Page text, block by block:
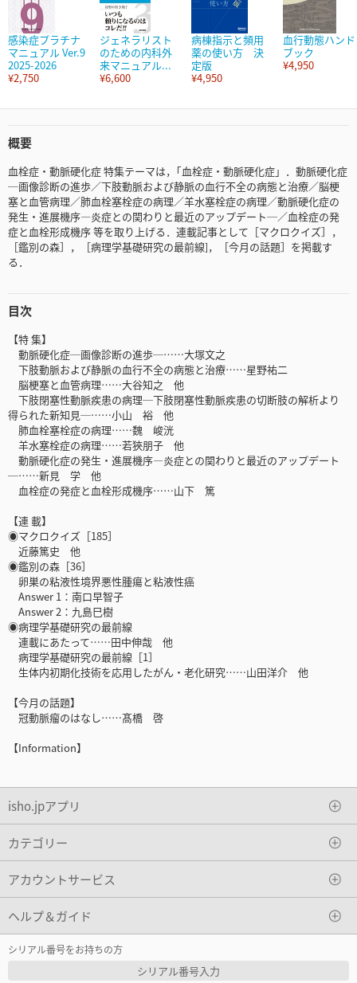
感染症プラチナ
マニュアル Ver.9
2025-2026
¥2,750
ジェネラリスト
のための内科外
来マニュアル...
¥6,600
病棟指示と頻用
薬の使い方 決
定版
¥4,950
血行動態ハンド
ブック
¥4,950
概要
血栓症・動脈硬化症 特集テーマは，｢血栓症・動脈硬化症」．動脈硬化症
─画像診断の進歩／下肢動脈および静脈の血行不全の病態と治療／脳梗
塞と血管病理／肺血栓塞栓症の病理／羊水塞栓症の病理／動脈硬化症の
発生・進展機序―炎症との関わりと最近のアップデート─／血栓症の発
症と血栓形成機序 等を取り上げる．連載記事として［マクロクイズ］，
［鑑別の森］，［病理学基礎研究の最前線]，［今月の話題］を掲載す
る．
目次
【特 集】
動脈硬化症─画像診断の進歩─……大塚文之
下肢動脈および静脈の血行不全の病態と治療……星野祐二
脳梗塞と血管病理……大谷知之 他
下肢閉塞性動脈疾患の病理─下肢閉塞性動脈疾患の切断肢の解析より
得られた新知見─……小山 裕 他
肺血栓塞栓症の病理……魏 峻洸
羊水塞栓症の病理……若狹朋子 他
動脈硬化症の発生・進展機序―炎症との関わりと最近のアップデート
─……新見 学 他
血栓症の発症と血栓形成機序……山下 篤
【連 載】
◉マクロクイズ［185］
近藤篤史 他
◉鑑別の森［36］
卵巣の粘液性境界悪性腫瘍と粘液性癌
Answer 1：南口早智子
Answer 2：九島巳樹
◉病理学基礎研究の最前線
連載にあたって……田中伸哉 他
病理学基礎研究の最前線［1］
生体内初期化技術を応用したがん・老化研究……山田洋介 他
【今月の話題】
冠動脈瘤のはなし……髙橋 啓
【Information】
isho.jpアプリ
カテゴリー
アカウントサービス
ヘルプ＆ガイド
シリアル番号をお持ちの方
シリアル番号入力